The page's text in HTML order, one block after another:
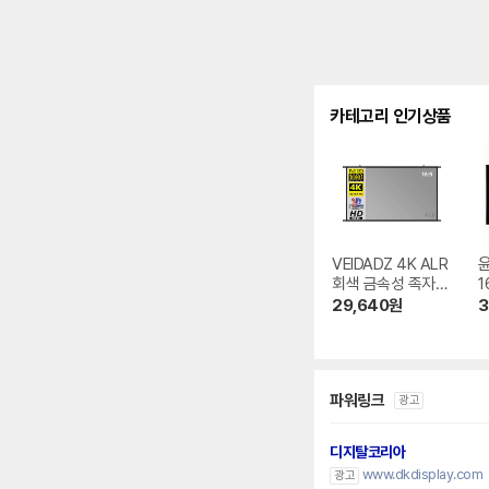
카테고리 인기상품
VEIDADZ 4K ALR
회색 금속성 족자형
빔프로젝터 스크린
29,640원
파워링크 광고
디지탈코리아
광고 www.dkdisplay.com